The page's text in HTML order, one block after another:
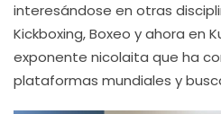
interesándose en otras
Kickboxing, Boxeo y ahora en
exponente nicolaita que ha
plataformas mundiales y